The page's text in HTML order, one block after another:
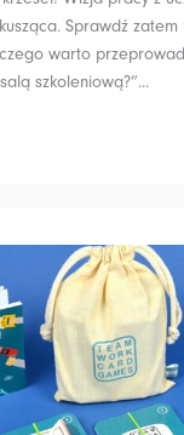
Sprawdź zatem
warto
szkoleniową?”...